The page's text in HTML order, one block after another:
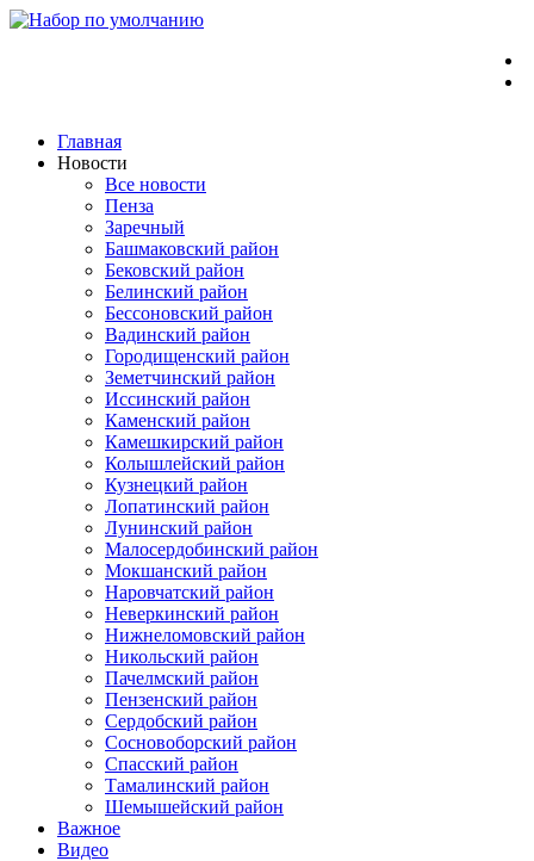
Перейти
Главная
Новости
Все новости
Пенза
Заречный
Башмаковский район
Бековский район
Белинский район
Бессоновский район
Вадинский район
Городищенский район
Земетчинский район
Иссинский район
Каменский район
Камешкирский район
Колышлейский район
Кузнецкий район
Лопатинский район
Лунинский район
Малосердобинский район
Мокшанский район
Наровчатский район
Неверкинский район
Нижнеломовский район
Никольский район
Пачелмский район
Пензенский район
Сердобский район
Сосновоборский район
Спасский район
Тамалинский район
Шемышейский район
Важное
Видео